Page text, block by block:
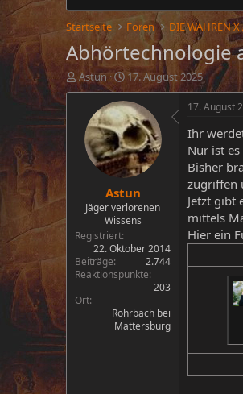
Startseite Foren DIE WAHREN X
Abhörtechnologie
E
r
Astun
E
r
s
t
e
l
l
t
a
m
17. August 2025
Astun
Jäger verlorenen
Wissens
Registriert
22. Oktober 2014
Beiträge
2.744
Reaktionspunkte
203
Ort
Rohrbach bei
Mattersburg
17. August
Ihr
Nur ist
Bisher
zugriffen
Jetzt gibt
mittels
Hier ein